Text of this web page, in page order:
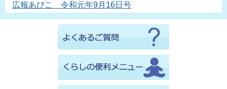
広報あびこ 令和元年9月16日号